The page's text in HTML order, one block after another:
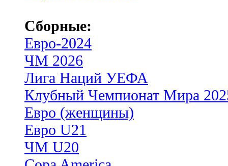
Сборные:
Евро-2024
ЧМ 2026
Лига Наций УЕФА
Клубный Чемпионат Мира
Евро (женщины)
Евро U21
ЧМ U20